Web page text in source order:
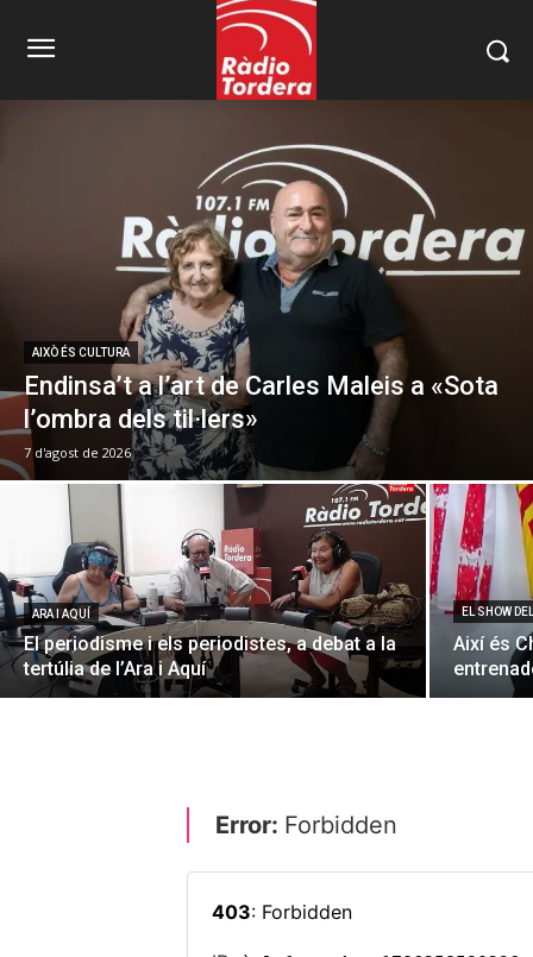
AIXÒ ÉS CULTURA
Endinsa’t a l’art de Carles Maleis a «Sota
l’ombra dels til·lers»
7 d'agost de 2026
ARA I AQUÍ
El periodisme i els periodistes, a debat a la
tertúlia de l’Ara i Aquí
EL SHOW
Així és